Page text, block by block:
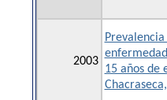
2003
15 años de